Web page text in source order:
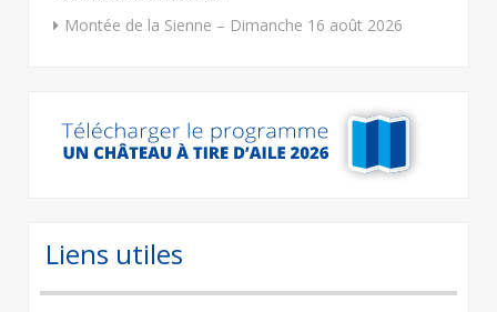
Montée de la Sienne – Dimanche 16 août 2026
Liens utiles